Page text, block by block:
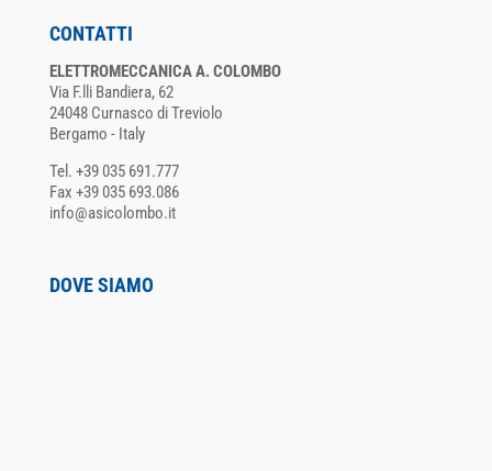
CONTATTI
ELETTROMECCANICA A. COLOMBO
Via F.lli Bandiera, 62
24048 Curnasco di Treviolo
Bergamo - Italy
Tel. +39 035 691.777
Fax +39 035 693.086
info@asicolombo.it
DOVE SIAMO